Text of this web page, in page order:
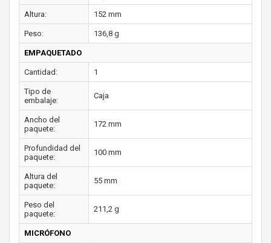
Altura: 152 mm
Peso: 136,8 g
EMPAQUETADO
Cantidad: 1
Tipo de
embalaje:
Caja
Ancho del
paquete:
172 mm
Profundidad del
paquete:
100 mm
Altura del
paquete:
55 mm
Peso del
paquete:
211,2 g
MICRÓFONO